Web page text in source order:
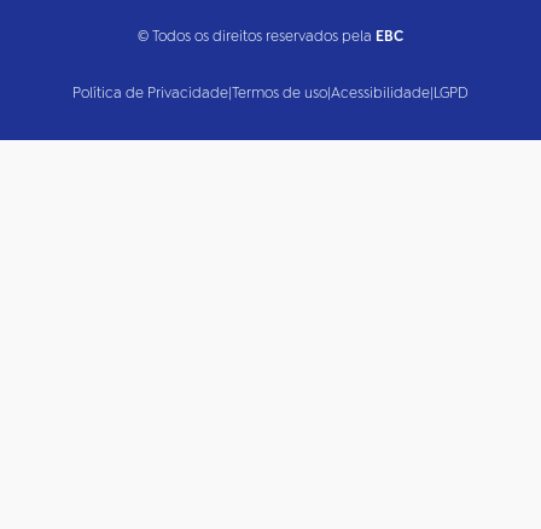
© Todos os direitos reservados pela EBC
Política de Privacidade|Termos de uso|Acessibilidade|LGPD